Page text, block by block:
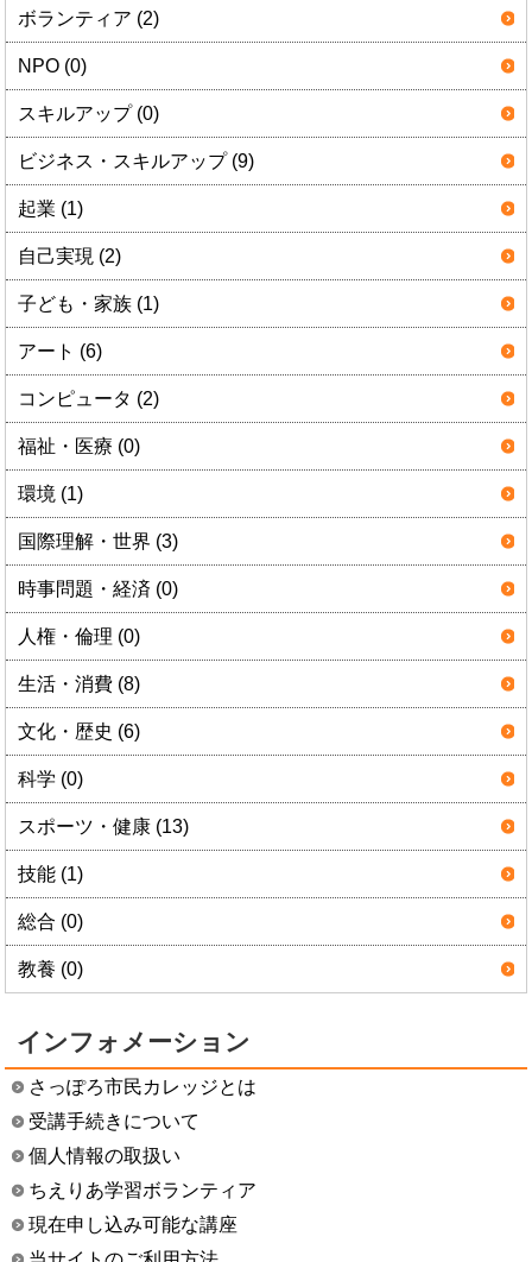
ボランティア (2)
NPO (0)
スキルアップ (0)
ビジネス・スキルアップ (9)
起業 (1)
自己実現 (2)
子ども・家族 (1)
アート (6)
コンピュータ (2)
福祉・医療 (0)
環境 (1)
国際理解・世界 (3)
時事問題・経済 (0)
人権・倫理 (0)
生活・消費 (8)
文化・歴史 (6)
科学 (0)
スポーツ・健康 (13)
技能 (1)
総合 (0)
教養 (0)
インフォメーション
さっぽろ市民カレッジとは
受講手続きについて
個人情報の取扱い
ちえりあ学習ボランティア
現在申し込み可能な講座